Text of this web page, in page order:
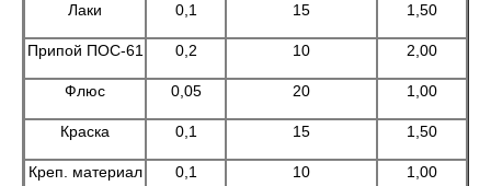
Лаки 0,1 15 1,50
Припой ПОС-61 0,2 10 2,00
Флюс 0,05 20 1,00
Краска 0,1 15 1,50
Креп. материал 0,1 10 1,00